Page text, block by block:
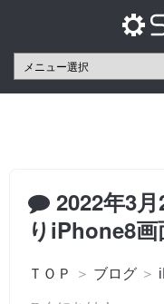
2022年3
りiPhone8
ＴＯＰ ＞ ブログ ＞